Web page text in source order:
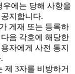
에는 당해 사항을
지합니다.
게재 또는 등록하
음 각호에 해당한
자에게 사전 통지
제 3자를 비방하거